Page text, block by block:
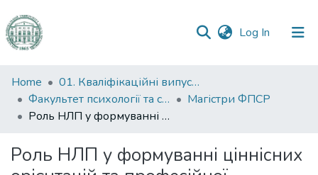
Log In (current)
Communities
&
Collections
Home
01. Кваліфікаційні випускні роботи здобувачів вищої освіти
Факультет психології та соціальної роботи
Магістри ФПСР
Роль НЛП у формуванні ціннісних орієнтацій та професійної спрямованості особистості
Роль НЛП у формуванні ціннісних